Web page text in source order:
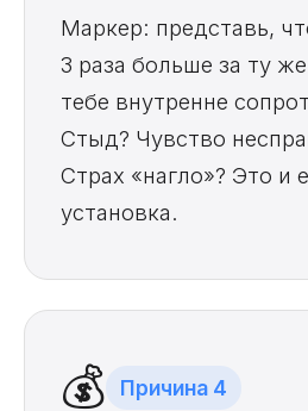
Маркер: представь,
3 раза больше за ту
тебе внутренне
Стыд? Чувство
Страх «нагло»? Это и
установка.
💰 Причина 4